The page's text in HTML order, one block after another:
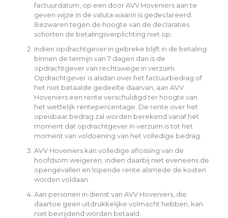
factuurdatum, op een door AVV Hoveniers aan te
geven wijze in de valuta waarin is gedeclareerd.
Bezwaren tegen de hoogte van de declaraties
schorten de betalingsverplichting niet op.
Indien opdrachtgever in gebreke blijft in de betaling
binnen de termijn van 7 dagen dan is de
opdrachtgever van rechtswege in verzuim.
Opdrachtgever is alsdan over het factuurbedrag of
het niet betaalde gedeelte daarvan, aan AVV
Hoveniers een rente verschuldigd ter hoogte van
het wettelijk rentepercentage. De rente over het
opeisbaar bedrag zal worden berekend vanaf het
moment dat opdrachtgever in verzuim is tot het
moment van voldoening van het volledige bedrag.
AVV Hoveniers kan volledige aflossing van de
hoofdsom weigeren, indien daarbij niet eveneens de
opengevallen en lopende rente alsmede de kosten
worden voldaan.
Aan personen in dienst van AVV Hoveniers, die
daartoe geen uitdrukkelijke volmacht hebben, kan
niet bevrijdend worden betaald.